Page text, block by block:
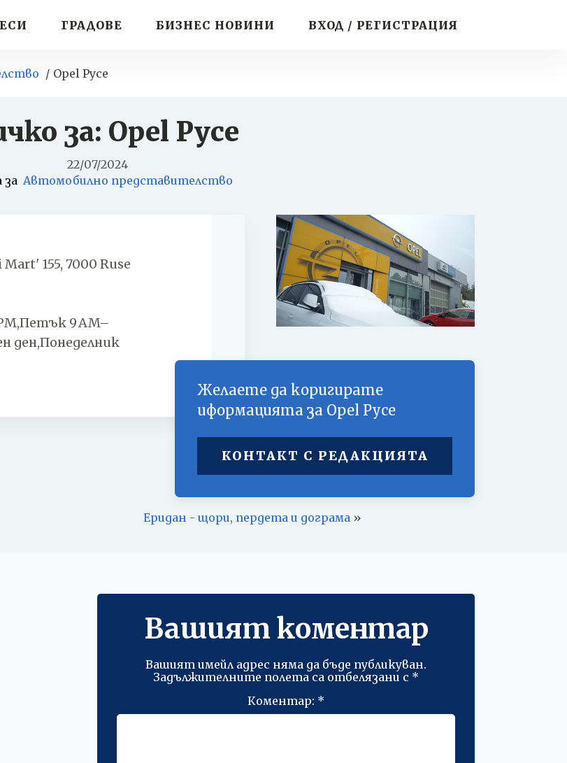
ГРАДОВЕ БИЗНЕС НОВИНИ ВХОД / РЕГИСТРАЦИЯ
Opel Русе
за: Opel Русе
22/07/2024
за Автомобилно представителство
155, 7000 Ruse
9 AM–
ден,Понеделник
Желаете да коригирате
иформацията за Opel Русе
КОНТАКТ С РЕДАКЦИЯТА
Еридан - щори, пердета и дограма »
Вашият коментар
Вашият имейл адрес няма да бъде публикуван.
Задължителните полета са отбелязани с *
Коментар: *